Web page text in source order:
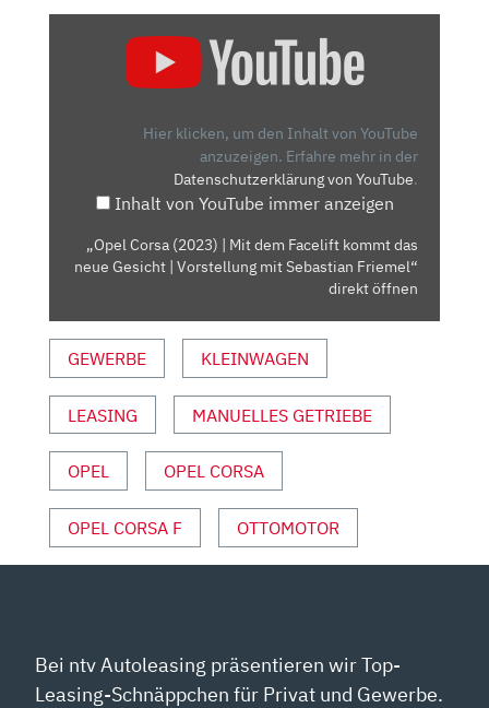
KOMMT
NEUE
VORSTELLUNG
MIT
SEBASTIAN
FRIEMEL“
YOUTUBE
ANZEIGEN
Hier klicken, um den Inhalt von YouTube
anzuzeigen. Erfahre mehr in der
Datenschutzerklärung von YouTube.
Inhalt von YouTube immer anzeigen
„Opel Corsa (2023) | Mit dem Facelift kommt das
neue Gesicht | Vorstellung mit Sebastian Friemel“
direkt öffnen
GEWERBE KLEINWAGEN
LEASING MANUELLES GETRIEBE
OPEL OPEL CORSA
OPEL CORSA F OTTOMOTOR
Bei ntv Autoleasing präsentieren wir Top-
Leasing-Schnäppchen für Privat und Gewerbe.